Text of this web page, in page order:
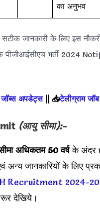
का अनुभव
जानकारी के लिए इस
पीजीआईसीएच भर्ती 2024
जॉब्स अपडेट्स|| 📥टेलीग्राम
(आयु सीमा):-
अधिकतम 50 वर्षके अंदर
जानकारियों के लिए
Recruitment 2024-
देखिये।